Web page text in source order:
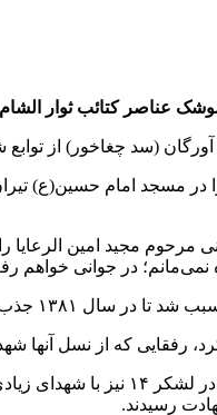
در مسجد امام حسین(ع)
مجید امین
در جوانی خواهم
انقلاب اسلامی شود.
رفقایی که از نسل
مدتی در تهران دوره دید و بعد
رسیدند.